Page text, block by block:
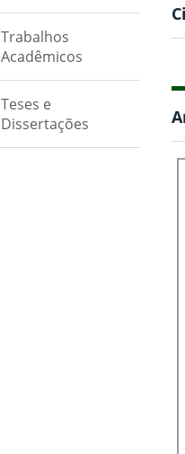
Trabalhos
Acadêmicos
Teses e
Dissertações